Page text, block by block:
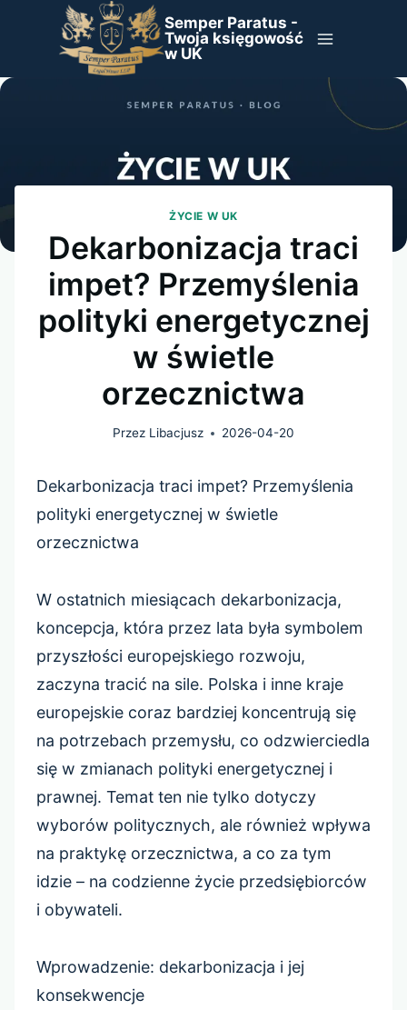
Semper Paratus -
Twoja księgowość
w UK
ŻYCIE W UK
Dekarbonizacja traci
impet? Przemyślenia
polityki energetycznej
w świetle
orzecznictwa
Przez Libacjusz 2026-04-20
Dekarbonizacja traci impet? Przemyślenia
polityki energetycznej w świetle
orzecznictwa
W ostatnich miesiącach dekarbonizacja,
koncepcja, która przez lata była symbolem
przyszłości europejskiego rozwoju,
zaczyna tracić na sile. Polska i inne kraje
europejskie coraz bardziej koncentrują się
na potrzebach przemysłu, co odzwierciedla
się w zmianach polityki energetycznej i
prawnej. Temat ten nie tylko dotyczy
wyborów politycznych, ale również wpływa
na praktykę orzecznictwa, a co za tym
idzie – na codzienne życie przedsiębiorców
i obywateli.
Wprowadzenie: dekarbonizacja i jej
konsekwencje